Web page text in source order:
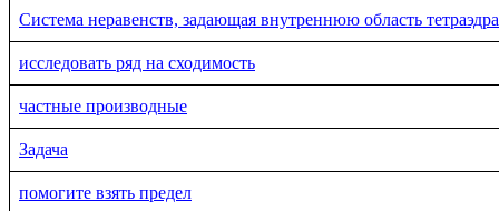
Система неравенств, задающая внутреннюю область
исследовать ряд на сходимость
частные производные
Задача
помогите взять предел